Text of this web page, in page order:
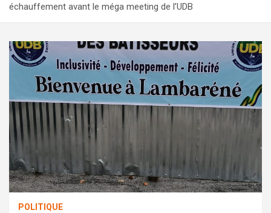
échauffement avant le méga meeting de l’UDB
POLITIQUE